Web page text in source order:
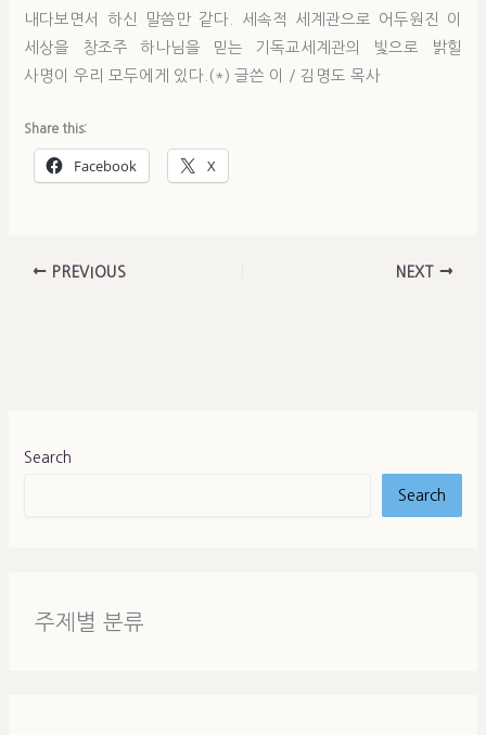
내다보면서 하신 말씀만 같다. 세속적 세계관으로 어두원진 이
세상을 창조주 하나님을 믿는 기독교세계관의 빛으로 밝힐
사명이 우리 모두에게 있다.(*) 글쓴 이 / 김명도 목사
Share this:
Facebook X
PREVIOUS NEXT
Search
Search
주제별 분류